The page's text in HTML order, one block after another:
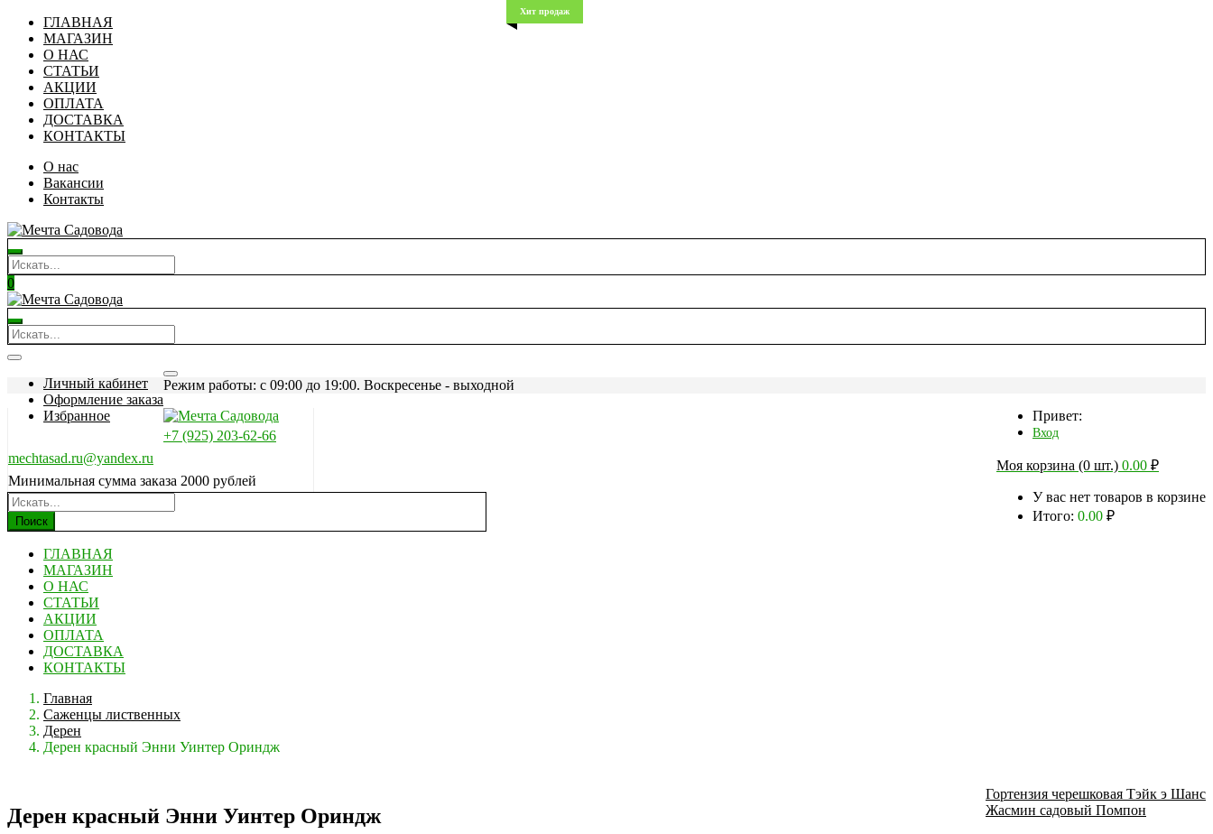
ГЛАВНАЯ
МАГАЗИН
О НАС
СТАТЬИ
АКЦИИ
ОПЛАТА
ДОСТАВКА
КОНТАКТЫ
О нас
Вакансии
Контакты
0
Личный кабинет
Оформление заказа
Избранное
Режим работы: c 09:00 до 19:00. Воскресенье - выходной
Привет:
Вход
Моя корзина (0 шт.) 0.00 ₽
У вас нет товаров в корзине
Итого: 0.00 ₽
+7 (925) 203-62-66
mechtasad.ru@yandex.ru
Минимальная сумма заказа 2000 рублей
Поиск
ГЛАВНАЯ
МАГАЗИН
О НАС
СТАТЬИ
АКЦИИ
ОПЛАТА
ДОСТАВКА
КОНТАКТЫ
Главная
Саженцы лиственных
Дерен
Дерен красный Энни Уинтер Ориндж
Гортензия черешковая Тэйк э Шанс
Жасмин садовый Помпон
Хит продаж
Дерен красный Энни Уинтер Ориндж